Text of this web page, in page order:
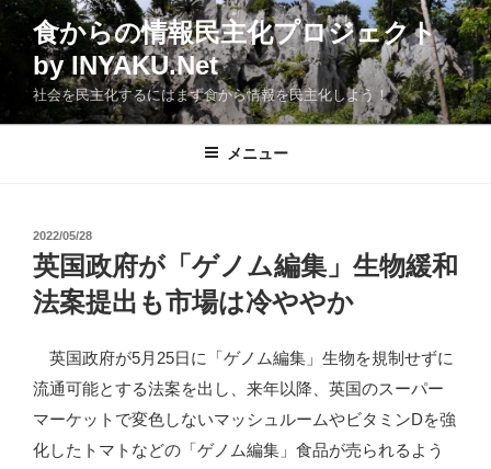
コ
食からの情報民主化プロジェクト
by INYAKU.Net
社会を民主化するにはまず食から情報を民主化しよう！
メニュー
投
稿
日:
2022/05/28
英国政府が「ゲノム編集」生物緩和
法案提出も市場は冷ややか
英国政府が5月25日に「ゲノム編集」生物を規制せずに
流通可能とする法案を出し、来年以降、英国のスーパー
マーケットで変色しないマッシュルームやビタミンDを強
化したトマトなどの「ゲノム編集」食品が売られるよう